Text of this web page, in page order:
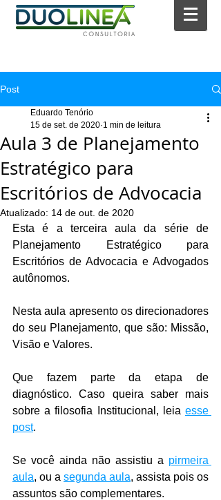
Post
Aula 3 de Planejamento
Estratégico para
Escritórios de Advocacia
Eduardo Tenório
15 de set. de 2020 1 min de leitura
Atualizado: 14 de out. de 2020
Esta é a terceira aula da série de
Planejamento Estratégico para
Escritórios de Advocacia e Advogados
autônomos.
Nesta aula apresento os direcionadores
do seu Planejamento, que são: Missão,
Visão e Valores.
Que fazem parte da etapa de
diagnóstico. Caso queira saber mais
sobre a filosofia Institucional, leia esse
post.
Se você ainda não assistiu a pirmeira
aula, ou a segunda aula, assista pois os
assuntos são complementares.